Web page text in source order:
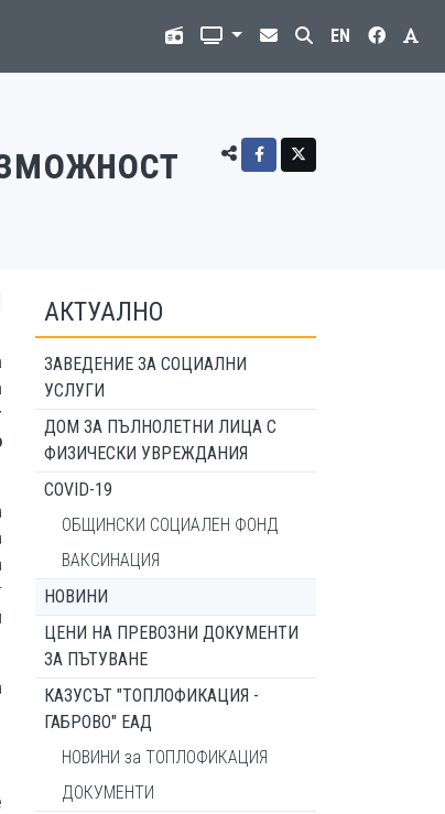
EN
АКТУАЛНО
ЗАВЕДЕНИЕ ЗА СОЦИАЛНИ
УСЛУГИ
ДОМ ЗА ПЪЛНОЛЕТНИ ЛИЦА С
ФИЗИЧЕСКИ УВРЕЖДАНИЯ
COVID-19
ОБЩИНСКИ СОЦИАЛЕН ФОНД
ВАКСИНАЦИЯ
НОВИНИ
ЦЕНИ НА ПРЕВОЗНИ ДОКУМЕНТИ
ЗА ПЪТУВАНЕ
КАЗУСЪТ "ТОПЛОФИКАЦИЯ -
ГАБРОВО" ЕАД
НОВИНИ за ТОПЛОФИКАЦИЯ
ДОКУМЕНТИ